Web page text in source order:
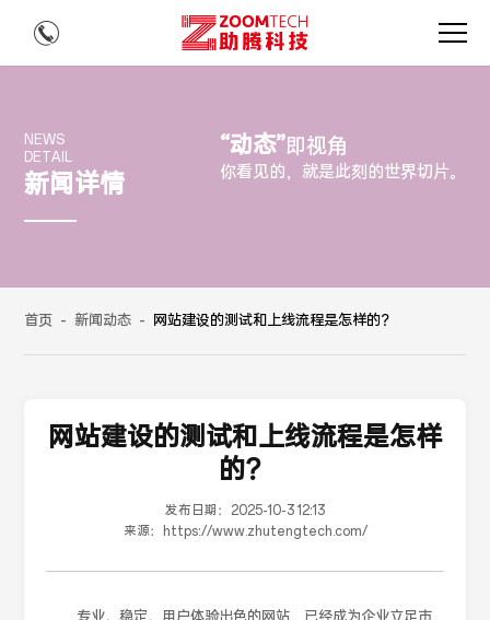
NEWS
DETAIL
新闻详情
“动态”即视角
你看见的，就是此刻的世界切片。
首页 - 新闻动态 - 网站建设的测试和上线流程是怎样的？
网站建设的测试和上线流程是怎样
的？
发布日期： 2025-10-3 12:13
来源：
https://www.zhutengtech.com/